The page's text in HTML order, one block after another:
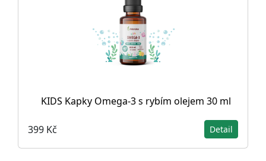
KIDS Kapky Omega-3 s rybím olejem 30 ml
399 Kč Detail